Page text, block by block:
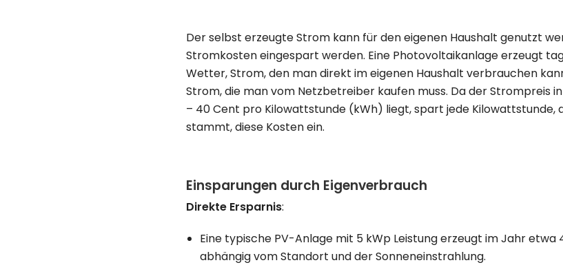
Der selbst erzeugte Strom kann für den eigenen Haushalt genutzt
Stromkosten eingespart werden. Eine Photovoltaikanlage erzeugt
Wetter, Strom, den man direkt im eigenen Haushalt verbrauchen
Strom, die man vom Netzbetreiber kaufen muss. Da der Strompreis
– 40 Cent pro Kilowattstunde (kWh) liegt, spart jede Kilowattstunde,
stammt, diese Kosten ein.
Einsparungen durch Eigenverbrauch
Direkte Ersparnis:
Eine typische PV-Anlage mit 5 kWp Leistung erzeugt im Jahr etwa
abhängig vom Standort und der Sonneneinstrahlung.